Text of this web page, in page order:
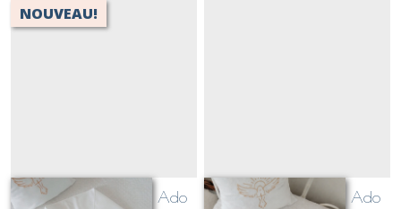
NOUVEAU!
Echarpe de Baptême Ado
Echarpe de Baptême Ado